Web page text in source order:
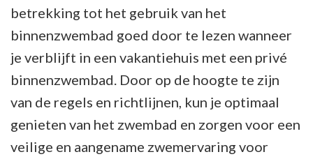
betrekking tot het gebruik van het
binnenzwembad goed door te lezen wanneer
je verblijft in een vakantiehuis met een privé
binnenzwembad. Door op de hoogte te zijn
van de regels en richtlijnen, kun je optimaal
genieten van het zwembad en zorgen voor een
veilige en aangename zwemervaring voor